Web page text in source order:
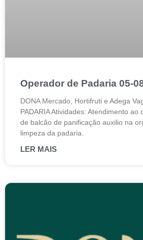
Operador de Padaria 05-
DONA Mercado, Hortifruti e Adega
PADARIA Atividades: Atendimento ao
de balcão de panificação auxilio na
limpeza da padaria.
LER MAIS